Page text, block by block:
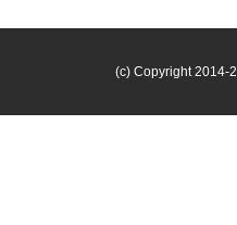
(c) Copyright 2014-